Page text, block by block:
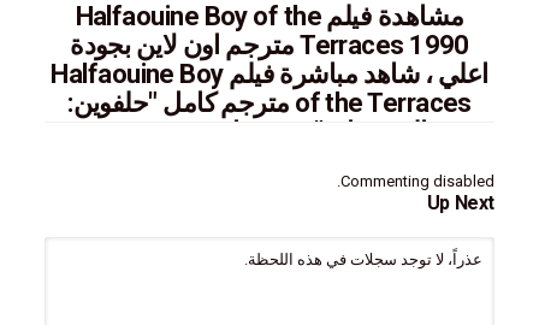
مشاهدة فيلم Halfaouine Boy of the
Terraces 1990 مترجم اون لاين بجودة
اعلي ، شاهد مباشرة فيلم Halfaouine Boy
of the Terraces مترجم كامل "حلفوين:
فتى المدرجات" سيرفرات عديدة مترجم
عصفور السطح أو الحلفاويين ‏ فيلم تونسي
Commenting disabled.
Up Next
عذراً، لا توجد سجلات في هذه اللحظة.